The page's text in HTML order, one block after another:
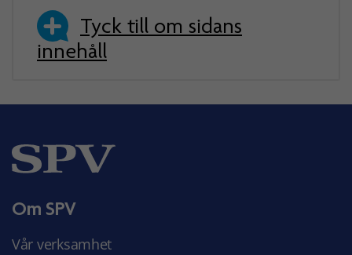
Tyck till om sidans
innehåll
Om SPV
Vår verksamhet